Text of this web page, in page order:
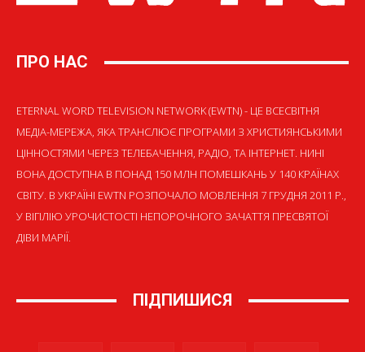
ПРО НАС
ETERNAL WORD TELEVISION NETWORK (EWTN) - ЦЕ ВСЕСВІТНЯ
МЕДІА-МЕРЕЖА, ЯКА ТРАНСЛЮЄ ПРОГРАМИ З ХРИСТИЯНСЬКИМИ
ЦІННОСТЯМИ ЧЕРЕЗ ТЕЛЕБАЧЕННЯ, РАДІО, ТА ІНТЕРНЕТ. НИНІ
ВОНА ДОСТУПНА В ПОНАД 150 МЛН ПОМЕШКАНЬ У 140 КРАЇНАХ
СВІТУ. В УКРАЇНІ EWTN РОЗПОЧАЛО МОВЛЕННЯ 7 ГРУДНЯ 2011 Р.,
У ВІГІЛІЮ УРОЧИСТОСТІ НЕПОРОЧНОГО ЗАЧАТТЯ ПРЕСВЯТОЇ
ДІВИ МАРІЇ.
ПІДПИШИСЯ